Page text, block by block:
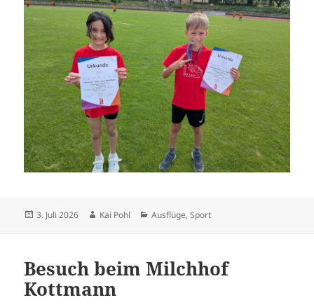
Veröffentlicht
3. Juli 2026 Autor
Kai Pohl Kategorien
Ausflüge,Sport
Besuch beim Milchhof
Kottmann